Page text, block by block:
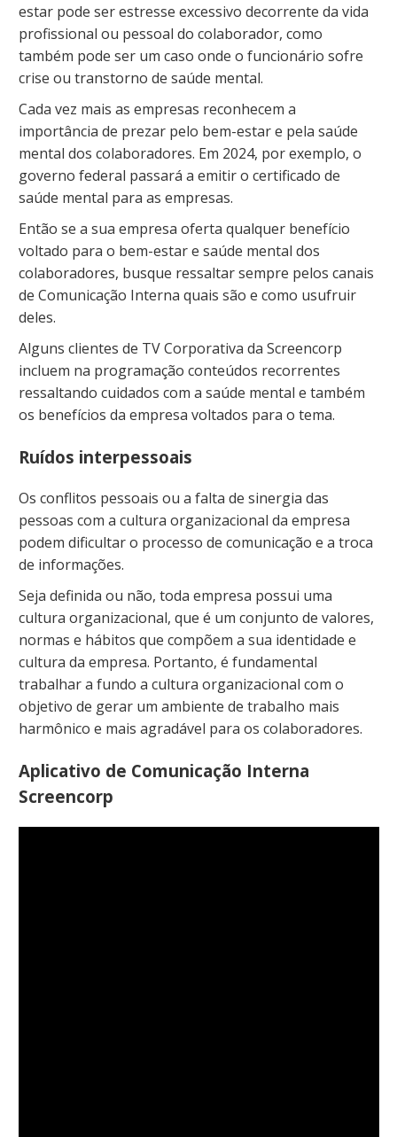
estar pode ser estresse excessivo decorrente da vida
profissional ou pessoal do colaborador, como
também pode ser um caso onde o funcionário sofre
crise ou transtorno de saúde mental.
Cada vez mais as empresas reconhecem a
importância de prezar pelo bem-estar e pela saúde
mental dos colaboradores. Em 2024, por exemplo, o
governo federal passará a emitir o certificado de
saúde mental para as empresas.
Então se a sua empresa oferta qualquer benefício
voltado para o bem-estar e saúde mental dos
colaboradores, busque ressaltar sempre pelos canais
de Comunicação Interna quais são e como usufruir
deles.
Alguns clientes de TV Corporativa da Screencorp
incluem na programação conteúdos recorrentes
ressaltando cuidados com a saúde mental e também
os benefícios da empresa voltados para o tema.
Ruídos interpessoais
Os conflitos pessoais ou a falta de sinergia das
pessoas com a cultura organizacional da empresa
podem dificultar o processo de comunicação e a troca
de informações.
Seja definida ou não, toda empresa possui uma
cultura organizacional, que é um conjunto de valores,
normas e hábitos que compõem a sua identidade e
cultura da empresa. Portanto, é fundamental
trabalhar a fundo a cultura organizacional com o
objetivo de gerar um ambiente de trabalho mais
harmônico e mais agradável para os colaboradores.
Aplicativo de Comunicação Interna
Screencorp